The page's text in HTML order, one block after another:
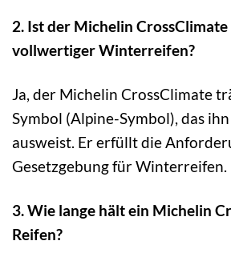
2. Ist der Michelin
vollwertiger Winterreifen?
Ja, der Michelin CrossClimate
Symbol (Alpine-Symbol), das
ausweist. Er erfüllt die
Gesetzgebung für Winterreifen.
3. Wie lange hält ein Michelin
Reifen?